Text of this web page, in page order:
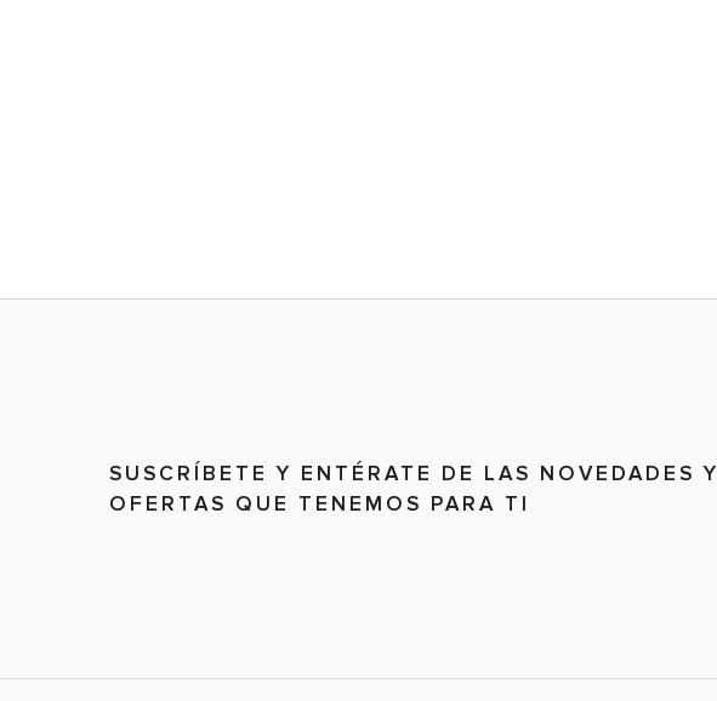
SUSCRÍBETE Y ENTÉRATE DE LAS NOVEDADES Y
OFERTAS QUE TENEMOS PARA TI